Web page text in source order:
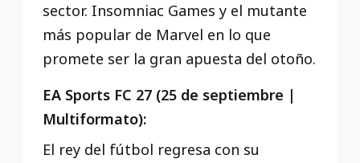
sector. Insomniac Games y el mutante
más popular de Marvel en lo que
promete ser la gran apuesta del otoño.
EA Sports FC 27 (25 de septiembre |
Multiformato):
El rey del fútbol regresa con su